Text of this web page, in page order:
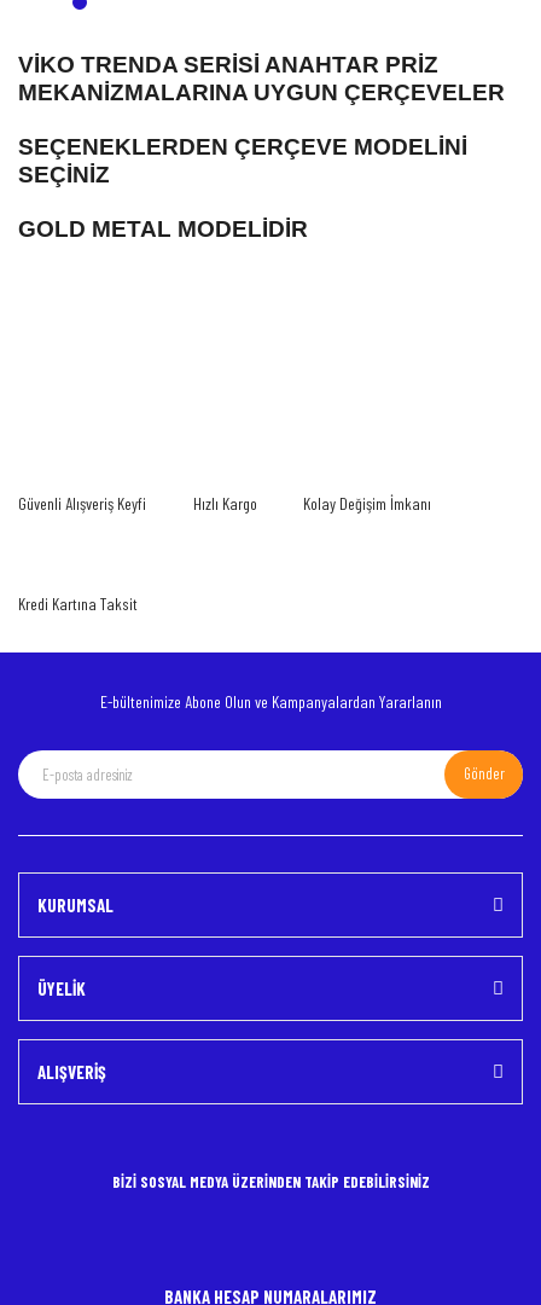
VİKO TRENDA SERİSİ ANAHTAR PRİZ
MEKANİZMALARINA UYGUN ÇERÇEVELER
SEÇENEKLERDEN ÇERÇEVE MODELİNİ
SEÇİNİZ
GOLD METAL MODELİDİR
Ürün açıklamasında eksik bilgiler bulunuyor.
Güvenli Alışveriş Keyfi Hızlı Kargo Kolay Değişim İmkanı
Kredi Kartına Taksit
E-bültenimize Abone Olun ve Kampanyalardan Yararlanın
Gönder
KURUMSAL
ÜYELİK
ALIŞVERİŞ
BİZİ SOSYAL MEDYA ÜZERİNDEN TAKİP EDEBİLİRSİNİZ
BANKA HESAP NUMARALARIMIZ